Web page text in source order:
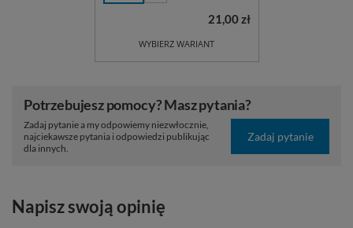
WYBIERZ WARIANT
21,00 zł
Potrzebujesz pomocy? Masz pytania?
Zadaj pytanie a my odpowiemy niezwłocznie,
najciekawsze pytania i odpowiedzi publikując
dla innych.
Zadaj pytanie
Napisz swoją opinię